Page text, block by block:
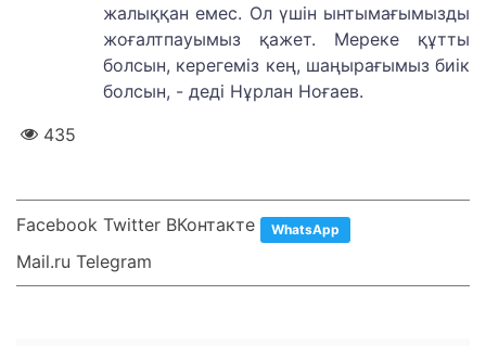
жалыққан емес. Ол үшін ынтымағымызды
жоғалтпауымыз қажет. Мереке құтты
болсын, керегеміз кең, шаңырағымыз биік
болсын, - деді Нұрлан Ноғаев.
435
Facebook Twitter ВКонтакте WhatsApp
Mail.ru Telegram